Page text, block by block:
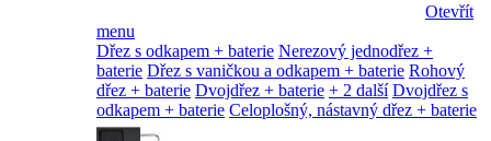
Otevřít
menu
Dřez s odkapem + baterie Nerezový jednodřez +
baterie Dřez s vaničkou a odkapem + baterie Rohový
dřez + baterie Dvojdřez + baterie + 2 další Dvojdřez s
odkapem + baterie Celoplošný, nástavný dřez + baterie